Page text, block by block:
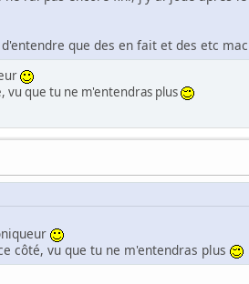
que des en fait et des etc
vu que tu ne m'entendras plus
côté, vu que tu ne m'entendras plus